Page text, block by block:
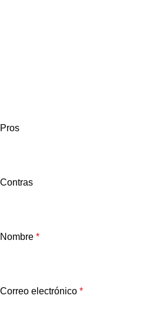
Pros
Contras
Nombre *
Correo electrónico *